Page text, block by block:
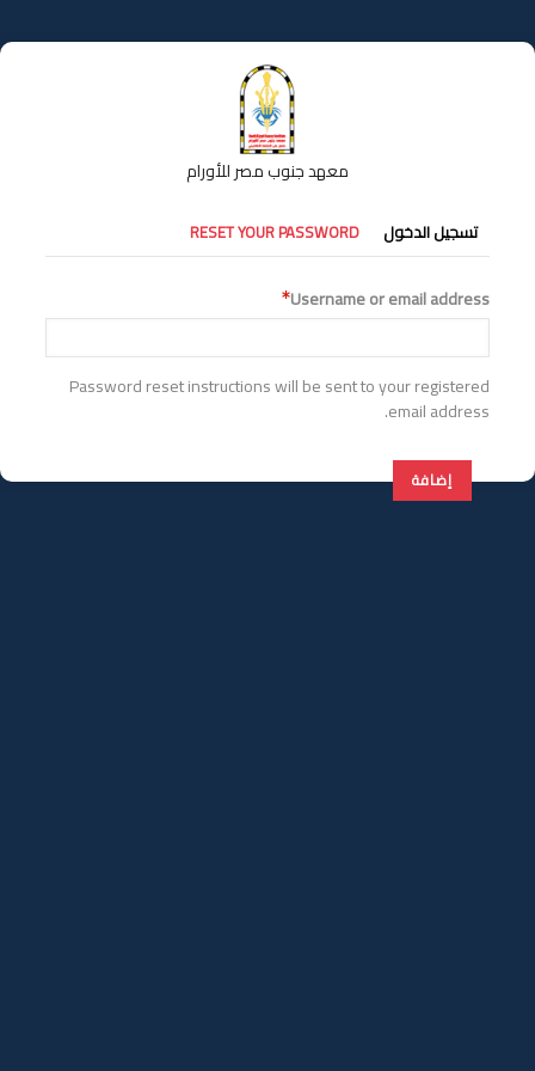
إلى
المحتوى
معهد جنوب مصر للأورام
التبويبات
الأساسية
تسجيل الدخول RESET YOUR PASSWORD
Username or email address
Password reset instructions will be sent to your registered
email address.